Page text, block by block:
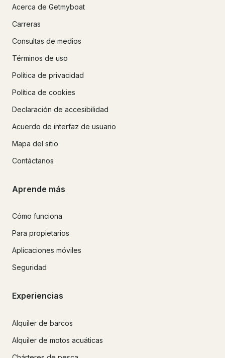
Acerca de Getmyboat
Carreras
Consultas de medios
Términos de uso
Política de privacidad
Política de cookies
Declaración de accesibilidad
Acuerdo de interfaz de usuario
Mapa del sitio
Contáctanos
Aprende más
Cómo funciona
Para propietarios
Aplicaciones móviles
Seguridad
Experiencias
Alquiler de barcos
Alquiler de motos acuáticas